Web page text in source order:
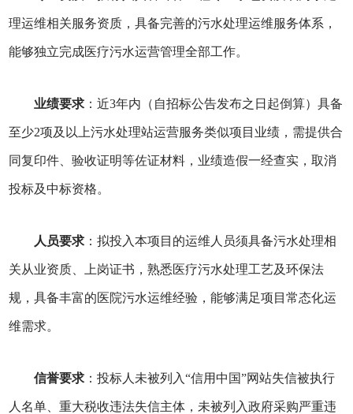
理运维相关服务资质，具备完善的污水处理运维服务体系，
能够独立完成医疗污水运营管理全部工作。
业绩要求 ：近3年内（自招标公告发布之日起倒算）具备
至少2项及以上污水处理站运营服务类似项目业绩，需提供合
同复印件、验收证明等佐证材料，业绩造假一经查实，取消
投标及中标资格。
人员要求 ：拟投入本项目的运维人员须具备污水处理相
关从业资质、上岗证书，熟悉医疗污水处理工艺及环保法
规，具备丰富的医院污水运维经验，能够满足项目常态化运
维需求。
信誉要求 ：投标人未被列入“信用中国”网站失信被执行
人名单、重大税收违法失信主体，未被列入政府采购严重违